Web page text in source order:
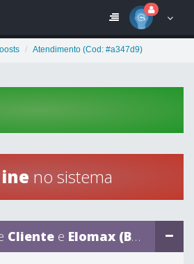
Atendimento (Cod: #a347d9)
no sistema
Cliente e Elomax (Booster)